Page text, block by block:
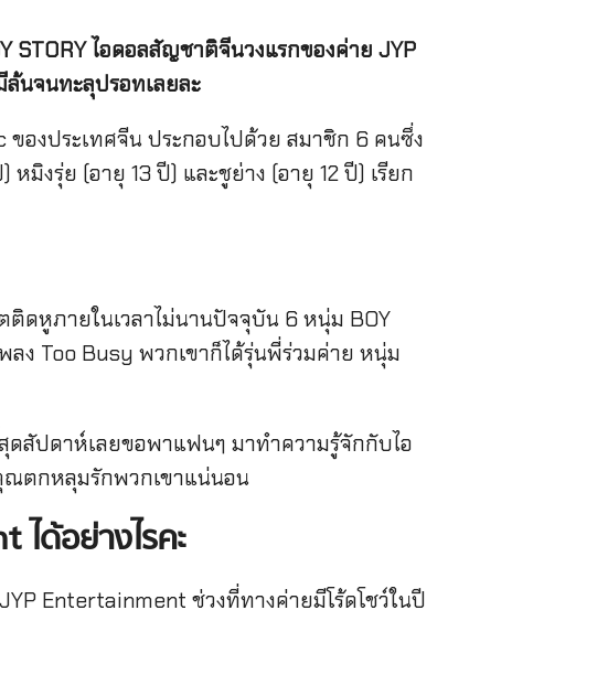
STORY ไอดอลสัญชาติจีนวงแรกของค่าย JYP
นจนทะลุปรอทเลยละ
ของประเทศจีน ประกอบไปด้วย สมาชิก 6 คนซึ่ง
มิงรุ่ย (อายุ 13 ปี) และชูย่าง (อายุ 12 ปี) เรียก
ติดหูภายในเวลาไม่นานปัจจุบัน 6 หนุ่ม BOY
ลง Too Busy พวกเขาก็ได้รุ่นพี่ร่วมค่าย หนุ่ม
ดสัปดาห์เลยขอพาแฟนๆ มาทำความรู้จักกับไอ
ตกหลุมรักพวกเขาแน่นอน
ได้อย่างไรคะ
Entertainment ช่วงที่ทางค่ายมีโร้ดโชว์ในปี